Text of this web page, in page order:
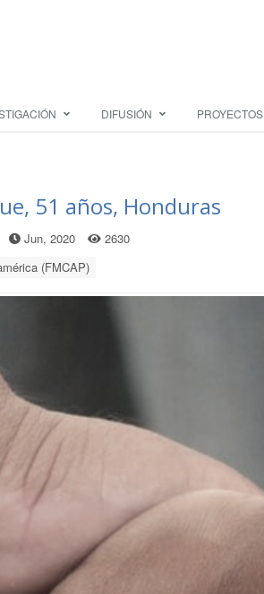
DIFUSIÓN PROYECTOS
51 años, Honduras
Jun, 2020
2630
(FMCAP)